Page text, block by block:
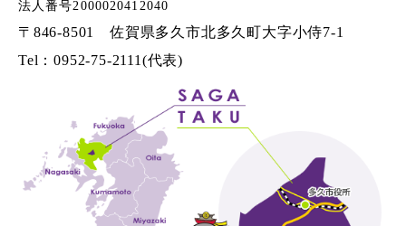
法人番号2000020412040
〒846-8501 佐賀県多久市北多久町大字小侍7-1
Tel：0952-75-2111(代表)